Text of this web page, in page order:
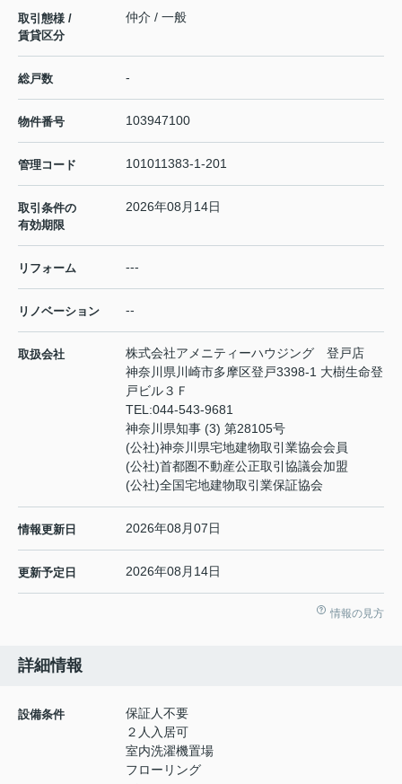
取引態様 /
賃貸区分
仲介 / 一般
総戸数 -
物件番号 103947100
管理コード 101011383-1-201
取引条件の
有効期限
2026年08月14日
リフォーム ---
リノベーション --
取扱会社
株式会社アメニティーハウジング 登戸店
神奈川県川崎市多摩区登戸3398-1 大樹生命登
戸ビル３Ｆ
TEL:044-543-9681
神奈川県知事 (3) 第28105号
(公社)神奈川県宅地建物取引業協会会員
(公社)首都圏不動産公正取引協議会加盟
(公社)全国宅地建物取引業保証協会
情報更新日 2026年08月07日
更新予定日 2026年08月14日
情報の見方
詳細情報
設備条件
保証人不要
２人入居可
室内洗濯機置場
フローリング